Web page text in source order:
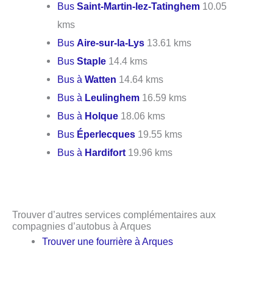
BusSaint-Martin-lez-Tatinghem 10.05
kms
BusAire-sur-la-Lys 13.61 kms
BusStaple 14.4 kms
Bus àWatten 14.64 kms
Bus à Leulinghem 16.59 kms
Bus à Holque 18.06 kms
Bus Éperlecques 19.55 kms
Bus à Hardifort 19.96 kms
Trouver d’autres services complémentaires aux
compagnies d’autobus à Arques
Trouver une fourrière à Arques